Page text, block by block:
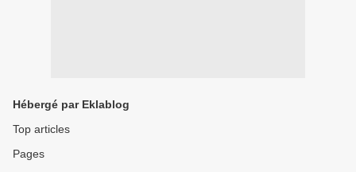
Hébergé par Eklablog
Top articles
Pages